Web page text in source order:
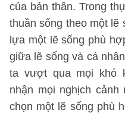
của bản thân. Trong
thuần sống theo một lẽ
lựa một lẽ sống phù
giữa lẽ sống và cá
ta vượt qua mọi khó
nhận mọi nghịch
chọn một lẽ sống phù